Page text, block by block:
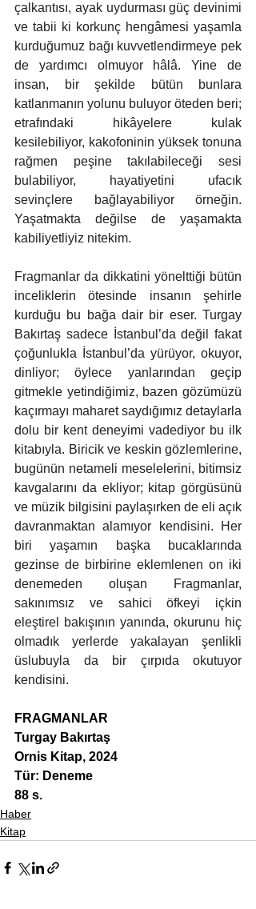
çalkantısı, ayak uydurması güç devinimi
ve tabii ki korkunç hengâmesi yaşamla
kurduğumuz bağı kuvvetlendirmeye pek
de yardımcı olmuyor hâlâ. Yine de
insan, bir şekilde bütün bunlara
katlanmanın yolunu buluyor öteden beri;
etrafındaki hikâyelere kulak
kesilebiliyor, kakofoninin yüksek tonuna
rağmen peşine takılabileceği sesi
bulabiliyor, hayatiyetini ufacık
sevinçlere bağlayabiliyor örneğin.
Yaşatmakta değilse de yaşamakta
kabiliyetliyiz nitekim.
Fragmanlar da dikkatini yönelttiği bütün
inceliklerin ötesinde insanın şehirle
kurduğu bu bağa dair bir eser. Turgay
Bakırtaş sadece İstanbul’da değil fakat
çoğunlukla İstanbul’da yürüyor, okuyor,
dinliyor; öylece yanlarından geçip
gitmekle yetindiğimiz, bazen gözümüzü
kaçırmayı maharet saydığımız detaylarla
dolu bir kent deneyimi vadediyor bu ilk
kitabıyla. Biricik ve keskin gözlemlerine,
bugünün netameli meselelerini, bitimsiz
kavgalarını da ekliyor; kitap görgüsünü
ve müzik bilgisini paylaşırken de eli açık
davranmaktan alamıyor kendisini. Her
biri yaşamın başka bucaklarında
gezinse de birbirine eklemlenen on iki
denemeden oluşan Fragmanlar,
sakınımsız ve sahici öfkeyi içkin
eleştirel bakışının yanında, okurunu hiç
olmadık yerlerde yakalayan şenlikli
üslubuyla da bir çırpıda okutuyor
kendisini.
FRAGMANLAR
Turgay Bakırtaş
Ornis Kitap, 2024
Tür: Deneme
88 s.
Haber
Kitap